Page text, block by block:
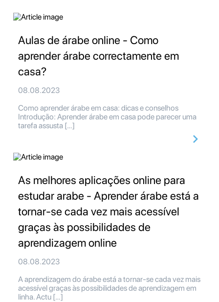
Aulas de árabe online - Como
aprender árabe correctamente em
casa?
08.08.2023
Como aprender árabe em casa: dicas e conselhos
Introdução: Aprender árabe em casa pode parecer uma
tarefa assusta […]
As melhores aplicações online para
estudar arabe - Aprender árabe está a
tornar-se cada vez mais acessível
graças às possibilidades de
aprendizagem online
08.08.2023
A aprendizagem do árabe está a tornar-se cada vez mais
acessível graças às possibilidades de aprendizagem em
linha. Actu […]